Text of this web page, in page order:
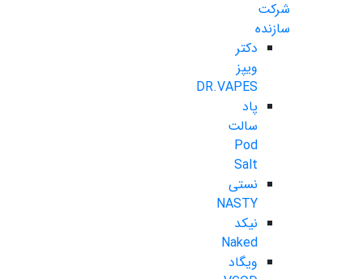
شرکت
سازنده
دکتر
ویپز
DR.VAPES
پاد
سالت
Pod
Salt
نستی
NASTY
نیکد
Naked
ویگاد